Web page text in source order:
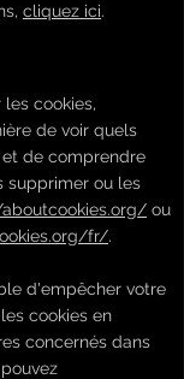
cliquez ici.
les cookies,
de voir quels
de comprendre
supprimer ou les
ou
fr/.
d'empêcher votre
cookies en
concernés dans